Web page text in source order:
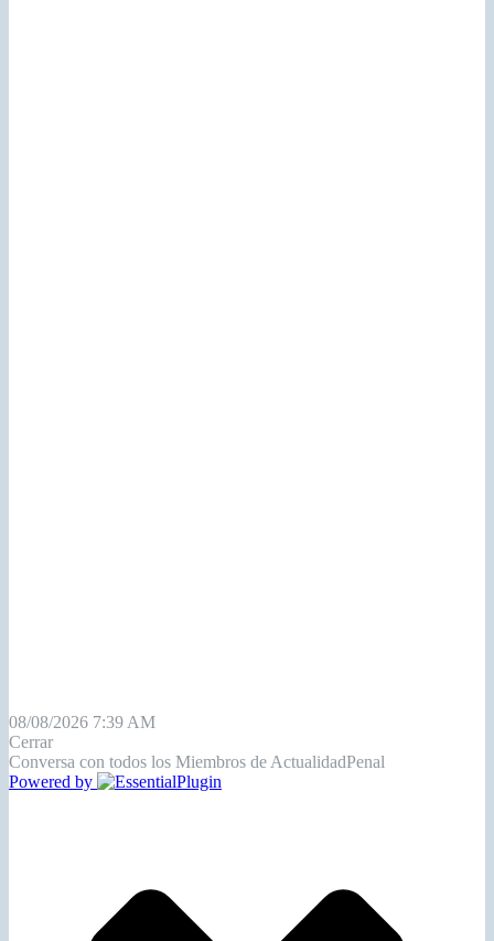
08/08/2026 7:39 AM
Cerrar
Conversa con todos los Miembros de ActualidadPenal
Powered by